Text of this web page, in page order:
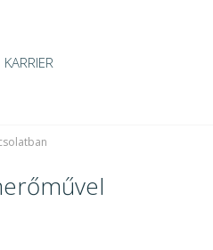
KARRIER